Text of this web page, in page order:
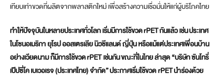
เทียบเท่าขวดที่ผลิตจากพลาสติกใหม่ เพื่อสร้างความเชื่อมั่นให้แก่ผู้บริโภคไทย
ทำให้ปัจจุบันในหลายประเทศทั่วโลก เริ่มมีการใช้ขวดrPETกันแล้ว เช่นประเทศ
ในโซนอเมริกา ยุโรป ออสเตรเลีย นิวซีแลนด์ ญี่ปุ่น หรือแม้แต่ประเทศเพื่อนบ้าน
อย่างเวียดนาม ก็มีการใช้ขวดrPET เช่นกันขณะที่ในไทย ล่าสุด “บริษัท ซันโทรี่
เป๊ปซี่โค เบเวอเรจ (ประเทศไทย) จำกัด”ประกาศเริ่มใช้ขวด rPETนำร่องด้วย